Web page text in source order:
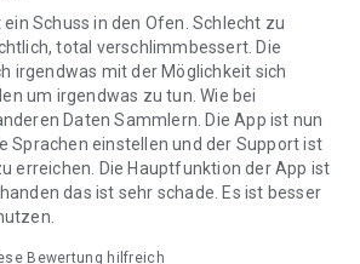
App stimmen Sie der automatischen
Meldungen an einen Drittanbieter zu.
deaktivieren möchten, klicken Sie
Datenschutz.deaktivieren Sie dann
App benötigten Berechtigungen:
ein Schuss in den Ofen. Schlecht zu
total verschlimmbessert. Die
irgendwas mit der Möglichkeit sich
um irgendwas zu tun. Wie bei
Daten Sammlern. Die App ist nun
Sprachen einstellen und der Support ist
erreichen. Die Hauptfunktion der App ist
das ist sehr schade. Es ist besser
Bewertung hilfreich